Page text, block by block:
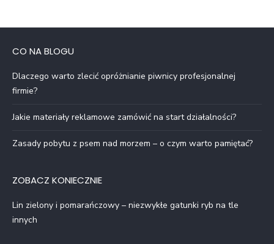
CO NA BLOGU
Dlaczego warto zlecić opróżnianie piwnicy profesjonalnej
firmie?
Jakie materiały reklamowe zamówić na start działalności?
Zasady pobytu z psem nad morzem – o czym warto pamiętać?
ZOBACZ KONIECZNIE
Lin zielony i pomarańczowy – niezwykłe gatunki ryb na tle
innych